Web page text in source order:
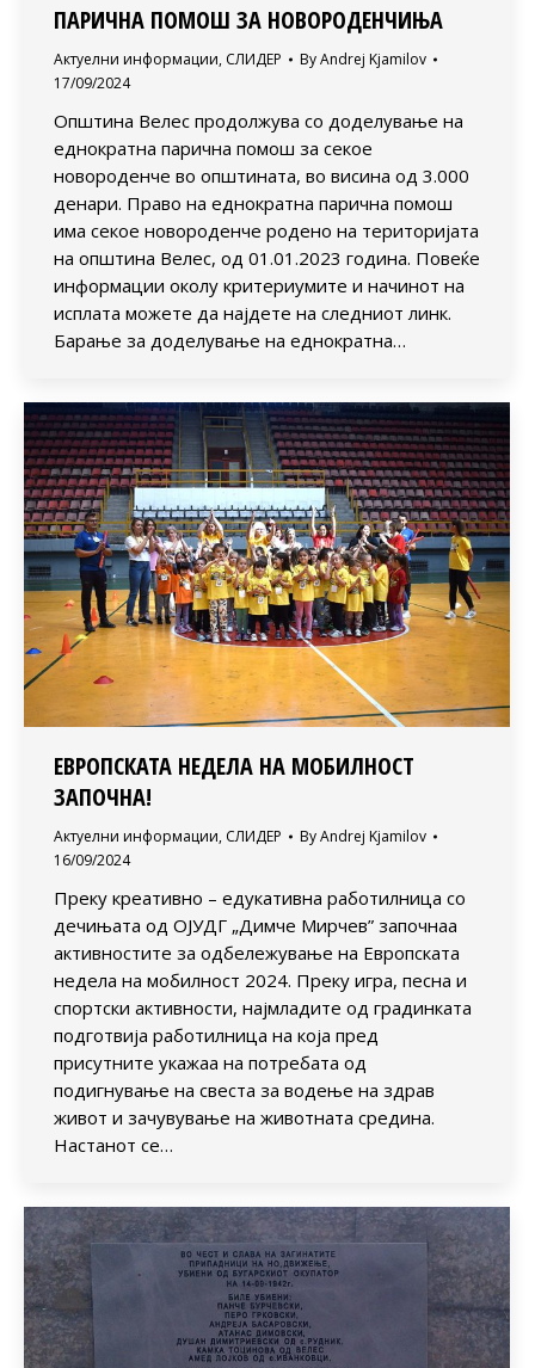
ПАРИЧНА ПОМОШ ЗА НОВОРОДЕНЧИЊА
Актуелни информации, СЛИДЕР ByAndrej Kjamilov
17/09/2024
Општина Велес продолжува со доделување на
еднократна парична помош за секое
новороденче во општината, во висина од 3.000
денари. Право на еднократна парична помош
има секое новороденче родено на територијата
на општина Велес, од 01.01.2023 година. Повеќе
информации околу критериумите и начинот на
исплата можете да најдете на следниот линк.
Барање за доделување на еднократна…
ЕВРОПСКАТА НЕДЕЛА НА МОБИЛНОСТ
ЗАПОЧНА!
Актуелни информации, СЛИДЕР ByAndrej Kjamilov
16/09/2024
Преку креативно – едукативна работилница со
дечињата од ОЈУДГ „Димче Мирчев” започнаа
активностите за одбележување на Европската
недела на мобилност 2024. Преку игра, песна и
спортски активности, најмладите од градинката
подготвија работилница на која пред
присутните укажаа на потребата од
подигнување на свеста за водење на здрав
живот и зачувување на животната средина.
Настанот се…